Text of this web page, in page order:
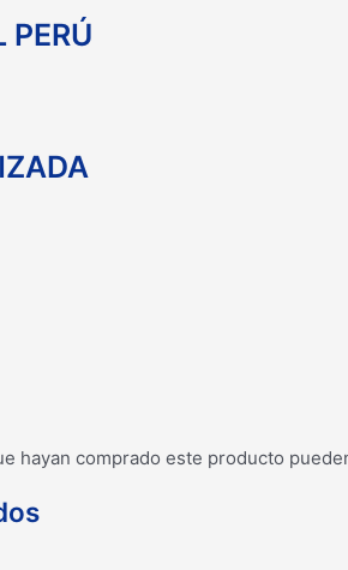
PERÚ
hayan comprado este producto